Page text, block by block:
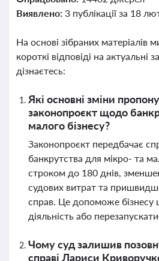
Виявлено: 3 публікації за 18
На основі зібраних матеріалів
короткі відповіді на актуальні
дізнаєтесь:
Які основні зміни
законопроєкт щодо
малого бізнесу?
Законопроєкт передбачає
банкрутства для мікро- та
строком до 180 днів,
судових витрат та
справ. Це допоможе бізнесу
діяльність або
Чому суд залишив
справі Лариси